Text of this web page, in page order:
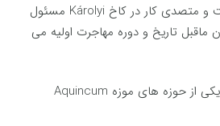
به ویژه تاریخ قلع بودا است و متصدی کار در کاخ Károlyi مسئول
تاریخ و دوره مهاجرت اولیه می
آثار باستانی روم در داخل یکی از حوزه های موزه Aquincum